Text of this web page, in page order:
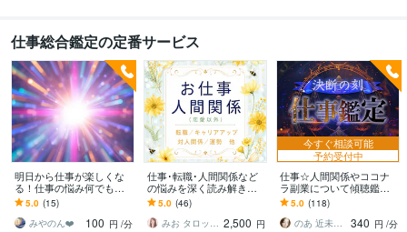
仕事総合鑑定の定番サービス
明日から仕事が楽しくな
る！仕事の悩み何でも占
います 適職天職才能・人
間関係・今やるべき事☆
高次元からのアドバイス
5.0 (15)
みやのん❤️
100 円 /分
仕事･転職･人間関係など
の悩みを深く読み解きま
す 今の状況を整理し、具
体的なアドバイスまで丁
寧にお届けします
5.0 (46)
みお タロット占い 2,500 円
今すぐ相談可能
予約受付中
仕事☆人間関係やココナ
ラ副業について傾聴鑑定
します 大家さん／人間関
係／採用／相性／人事／
ココナラ／
5.0 (118)
のあ 近未来鑑定師 TR OR LE
340 円 /分